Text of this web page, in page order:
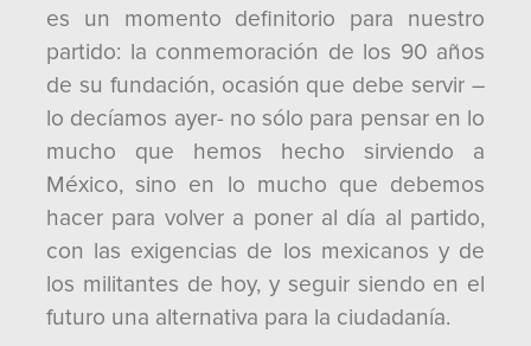
es un momento definitorio para nuestro
partido: la conmemoración de los 90 años
de su fundación, ocasión que debe servir –
lo decíamos ayer- no sólo para pensar en lo
mucho que hemos hecho sirviendo a
México, sino en lo mucho que debemos
hacer para volver a poner al día al partido,
con las exigencias de los mexicanos y de
los militantes de hoy, y seguir siendo en el
futuro una alternativa para la ciudadanía.